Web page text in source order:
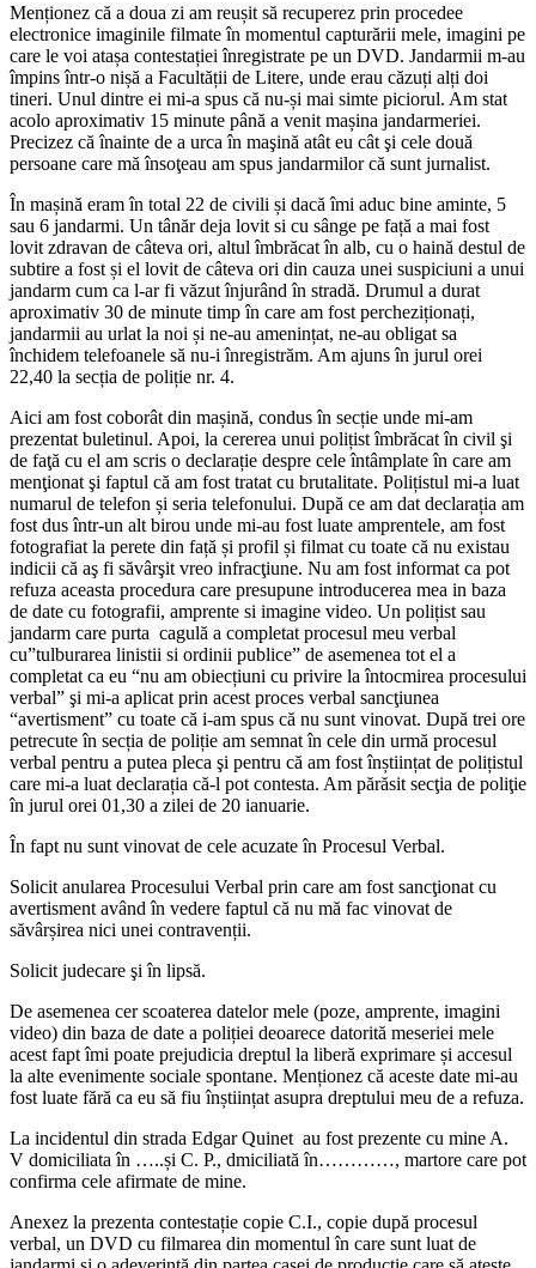
Menționez că a doua zi am reușit să recuperez prin procedee
electronice imaginile filmate în momentul capturării mele, imagini pe
care le voi atașa contestației înregistrate pe un DVD. Jandarmii m-au
împins într-o nișă a Facultății de Litere, unde erau căzuți alți doi
tineri. Unul dintre ei mi-a spus că nu-și mai simte piciorul. Am stat
acolo aproximativ 15 minute până a venit mașina jandarmeriei.
Precizez că înainte de a urca în maşină atât eu cât şi cele două
persoane care mă însoţeau am spus jandarmilor că sunt jurnalist.
În mașină eram în total 22 de civili și dacă îmi aduc bine aminte, 5
sau 6 jandarmi. Un tânăr deja lovit si cu sânge pe față a mai fost
lovit zdravan de câteva ori, altul îmbrăcat în alb, cu o haină destul de
subtire a fost și el lovit de câteva ori din cauza unei suspiciuni a unui
jandarm cum ca l-ar fi văzut înjurând în stradă. Drumul a durat
aproximativ 30 de minute timp în care am fost percheziționați,
jandarmii au urlat la noi și ne-au amenințat, ne-au obligat sa
închidem telefoanele să nu-i înregistrăm. Am ajuns în jurul orei
22,40 la secția de poliție nr. 4.
Aici am fost coborât din mașină, condus în secție unde mi-am
prezentat buletinul. Apoi, la cererea unui polițist îmbrăcat în civil şi
de faţă cu el am scris o declarație despre cele întâmplate în care am
menţionat şi faptul că am fost tratat cu brutalitate. Polițistul mi-a luat
numarul de telefon și seria telefonului. După ce am dat declarația am
fost dus într-un alt birou unde mi-au fost luate amprentele, am fost
fotografiat la perete din față și profil și filmat cu toate că nu existau
indicii că aş fi săvârşit vreo infracţiune. Nu am fost informat ca pot
refuza aceasta procedura care presupune introducerea mea in baza
de date cu fotografii, amprente si imagine video. Un polițist sau
jandarm care purta cagulă a completat procesul meu verbal
cu”tulburarea linistii si ordinii publice” de asemenea tot el a
completat ca eu “nu am obiecțiuni cu privire la întocmirea procesului
verbal” şi mi-a aplicat prin acest proces verbal sancţiunea
“avertisment” cu toate că i-am spus că nu sunt vinovat. După trei ore
petrecute în secția de poliție am semnat în cele din urmă procesul
verbal pentru a putea pleca şi pentru că am fost înștiințat de polițistul
care mi-a luat declarația că-l pot contesta. Am părăsit secţia de poliţie
în jurul orei 01,30 a zilei de 20 ianuarie.
În fapt nu sunt vinovat de cele acuzate în Procesul Verbal.
Solicit anularea Procesului Verbal prin care am fost sancţionat cu
avertisment având în vedere faptul că nu mă fac vinovat de
săvârșirea nici unei contravenții.
Solicit judecare şi în lipsă.
De asemenea cer scoaterea datelor mele (poze, amprente, imagini
video) din baza de date a poliției deoarece datorită meseriei mele
acest fapt îmi poate prejudicia dreptul la liberă exprimare și accesul
la alte evenimente sociale spontane. Menționez că aceste date mi-au
fost luate fără ca eu să fiu înștiințat asupra dreptului meu de a refuza.
La incidentul din strada Edgar Quinet au fost prezente cu mine A.
V domiciliata în …..și C. P., dmiciliată în…………, martore care pot
confirma cele afirmate de mine.
Anexez la prezenta contestație copie C.I., copie după procesul
verbal, un DVD cu filmarea din momentul în care sunt luat de